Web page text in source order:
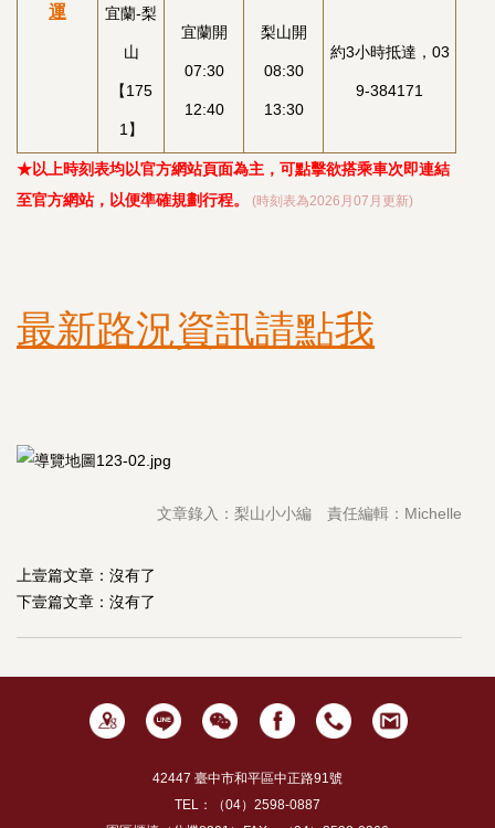
運 宜蘭-梨
山
【175
1】
宜蘭開
07:30
12:40
梨山開
08:30
13:30
約3小時抵達，03
9-384171
★以上時刻表均以官方網站頁面為主，可點擊欲搭乘車次即連結
至官方網站，以便準確規劃行程。
(時刻表為2026月07月更新)
最新路況資訊請點我
文章錄入：梨山小小編 責任編輯：Michelle
上壹篇文章：沒有了
下壹篇文章：沒有了
42447 臺中市和平區中正路91號
TEL：（04）2598-0887